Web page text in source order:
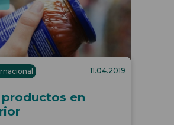
11.04.2019
en